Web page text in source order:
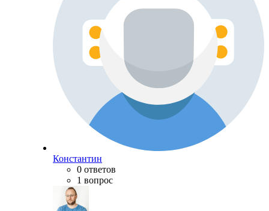
Константин
0 ответов
1 вопрос